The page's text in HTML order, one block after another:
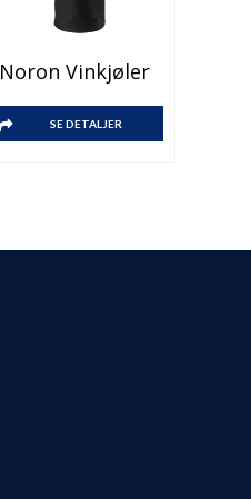
Noron Vinkjøler
SE DETALJER